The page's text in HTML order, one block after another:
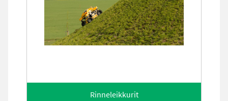
Rinneleikkurit